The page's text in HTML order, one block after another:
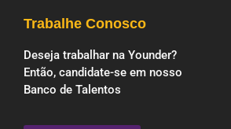
Trabalhe Conosco
Deseja trabalhar na Younder?
Então, candidate-se em nosso
Banco de Talentos